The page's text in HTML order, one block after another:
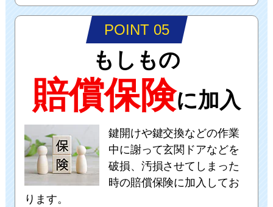
POINT 05
もしもの
賠償保険に加入
鍵開けや鍵交換などの作業
中に謝って玄関ドアなどを
破損、汚損させてしまった
時の賠償保険に加入してお
ります。